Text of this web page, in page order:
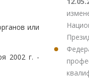
или
2002 г. -